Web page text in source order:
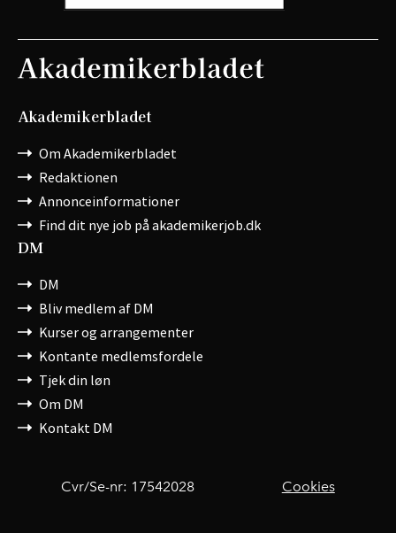
Akademikerbladet
Om Akademikerbladet
Redaktionen
Annonceinformationer
Find dit nye job på akademikerjob.dk
DM
DM
Bliv medlem af DM
Kurser og arrangementer
Kontante medlemsfordele
Tjek din løn
Om DM
Kontakt DM
Cvr/Se-nr: 17542028 Cookies